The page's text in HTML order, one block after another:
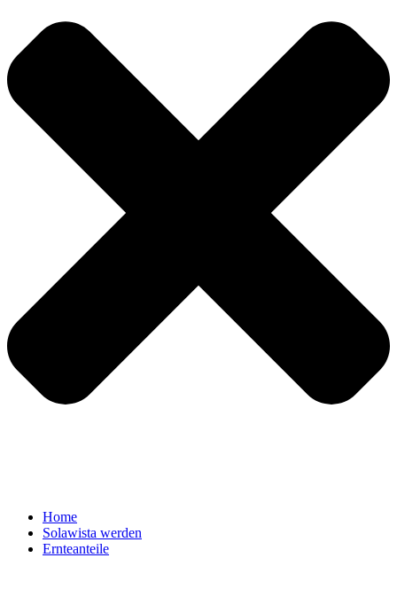
Home
Solawista werden
Ernteanteile